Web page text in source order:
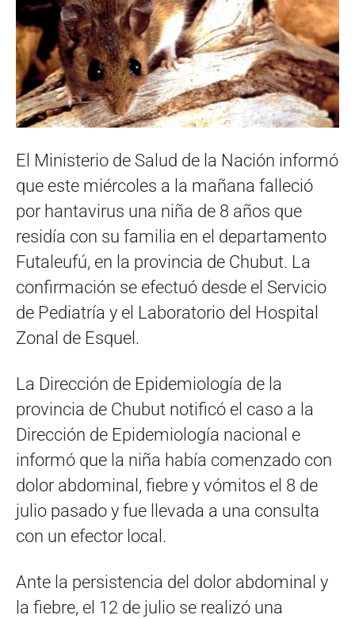
El Ministerio de Salud de la Nación informó
que este miércoles a la mañana falleció
por hantavirus una niña de 8 años que
residía con su familia en el departamento
Futaleufú, en la provincia de Chubut. La
confirmación se efectuó desde el Servicio
de Pediatría y el Laboratorio del Hospital
Zonal de Esquel.
La Dirección de Epidemiología de la
provincia de Chubut notificó el caso a la
Dirección de Epidemiología nacional e
informó que la niña había comenzado con
dolor abdominal, fiebre y vómitos el 8 de
julio pasado y fue llevada a una consulta
con un efector local.
Ante la persistencia del dolor abdominal y
la fiebre, el 12 de julio se realizó una